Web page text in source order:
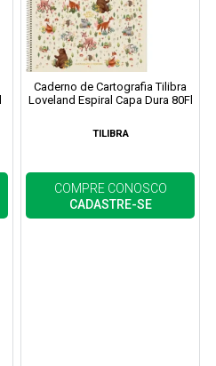
Caderno de Cartografia Tilibra
Loveland Espiral Capa Dura 80Fl
TILIBRA
COMPRE CONOSCO
CADASTRE-SE